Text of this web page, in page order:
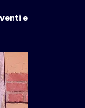
e